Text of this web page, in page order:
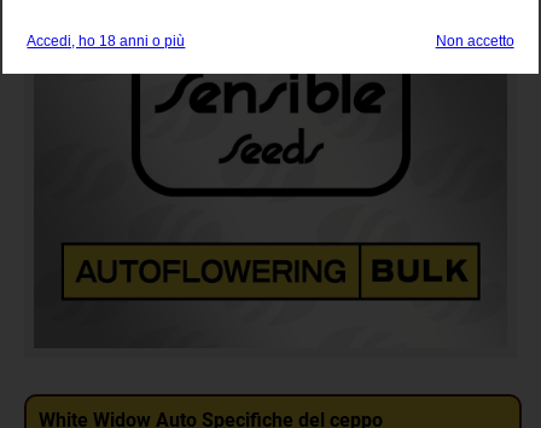
White Widow Auto Specifiche del ceppo
Accedi, ho 18 anni o più Non accetto